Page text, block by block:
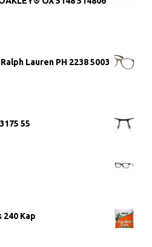
Lauren PH 2238 5003
55
240 Kap